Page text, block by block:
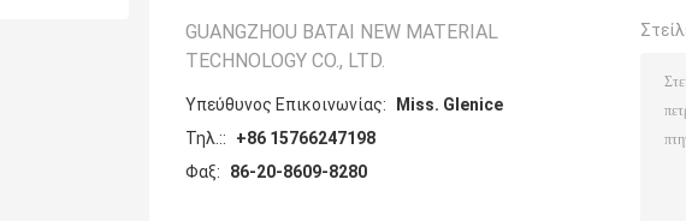
GUANGZHOU BATAI NEW MATERIAL
TECHNOLOGY CO., LTD.
Υπεύθυνος Επικοινωνίας:
Miss. Glenice
Τηλ.::
+86 15766247198
Φαξ:
86-20-8609-8280